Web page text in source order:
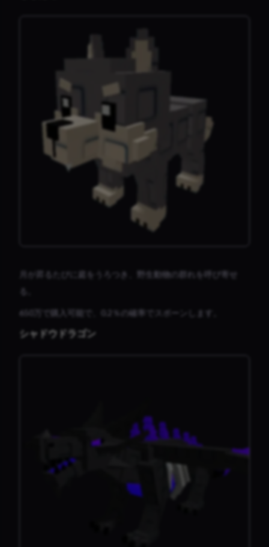
月が昇るたびに庭をうろつき、野生動物の群れを呼び寄せ
650万で購入可能で、0.2％の確率でスポーンします。
シャドウドラゴン